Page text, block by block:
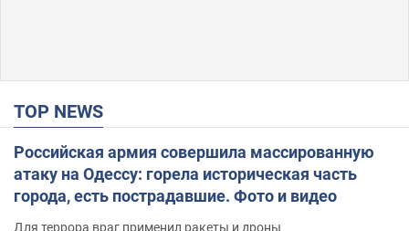
TOP NEWS
Российская армия совершила массированную
атаку на Одессу: горела историческая часть
города, есть пострадавшие. Фото и видео
Для террора враг применил ракеты и дроны